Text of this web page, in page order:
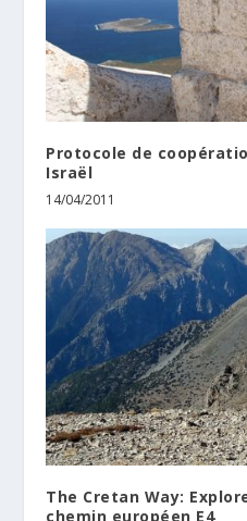
Protocole de
Israël
14/04/2011
The Cretan Way:
chemin européen E4